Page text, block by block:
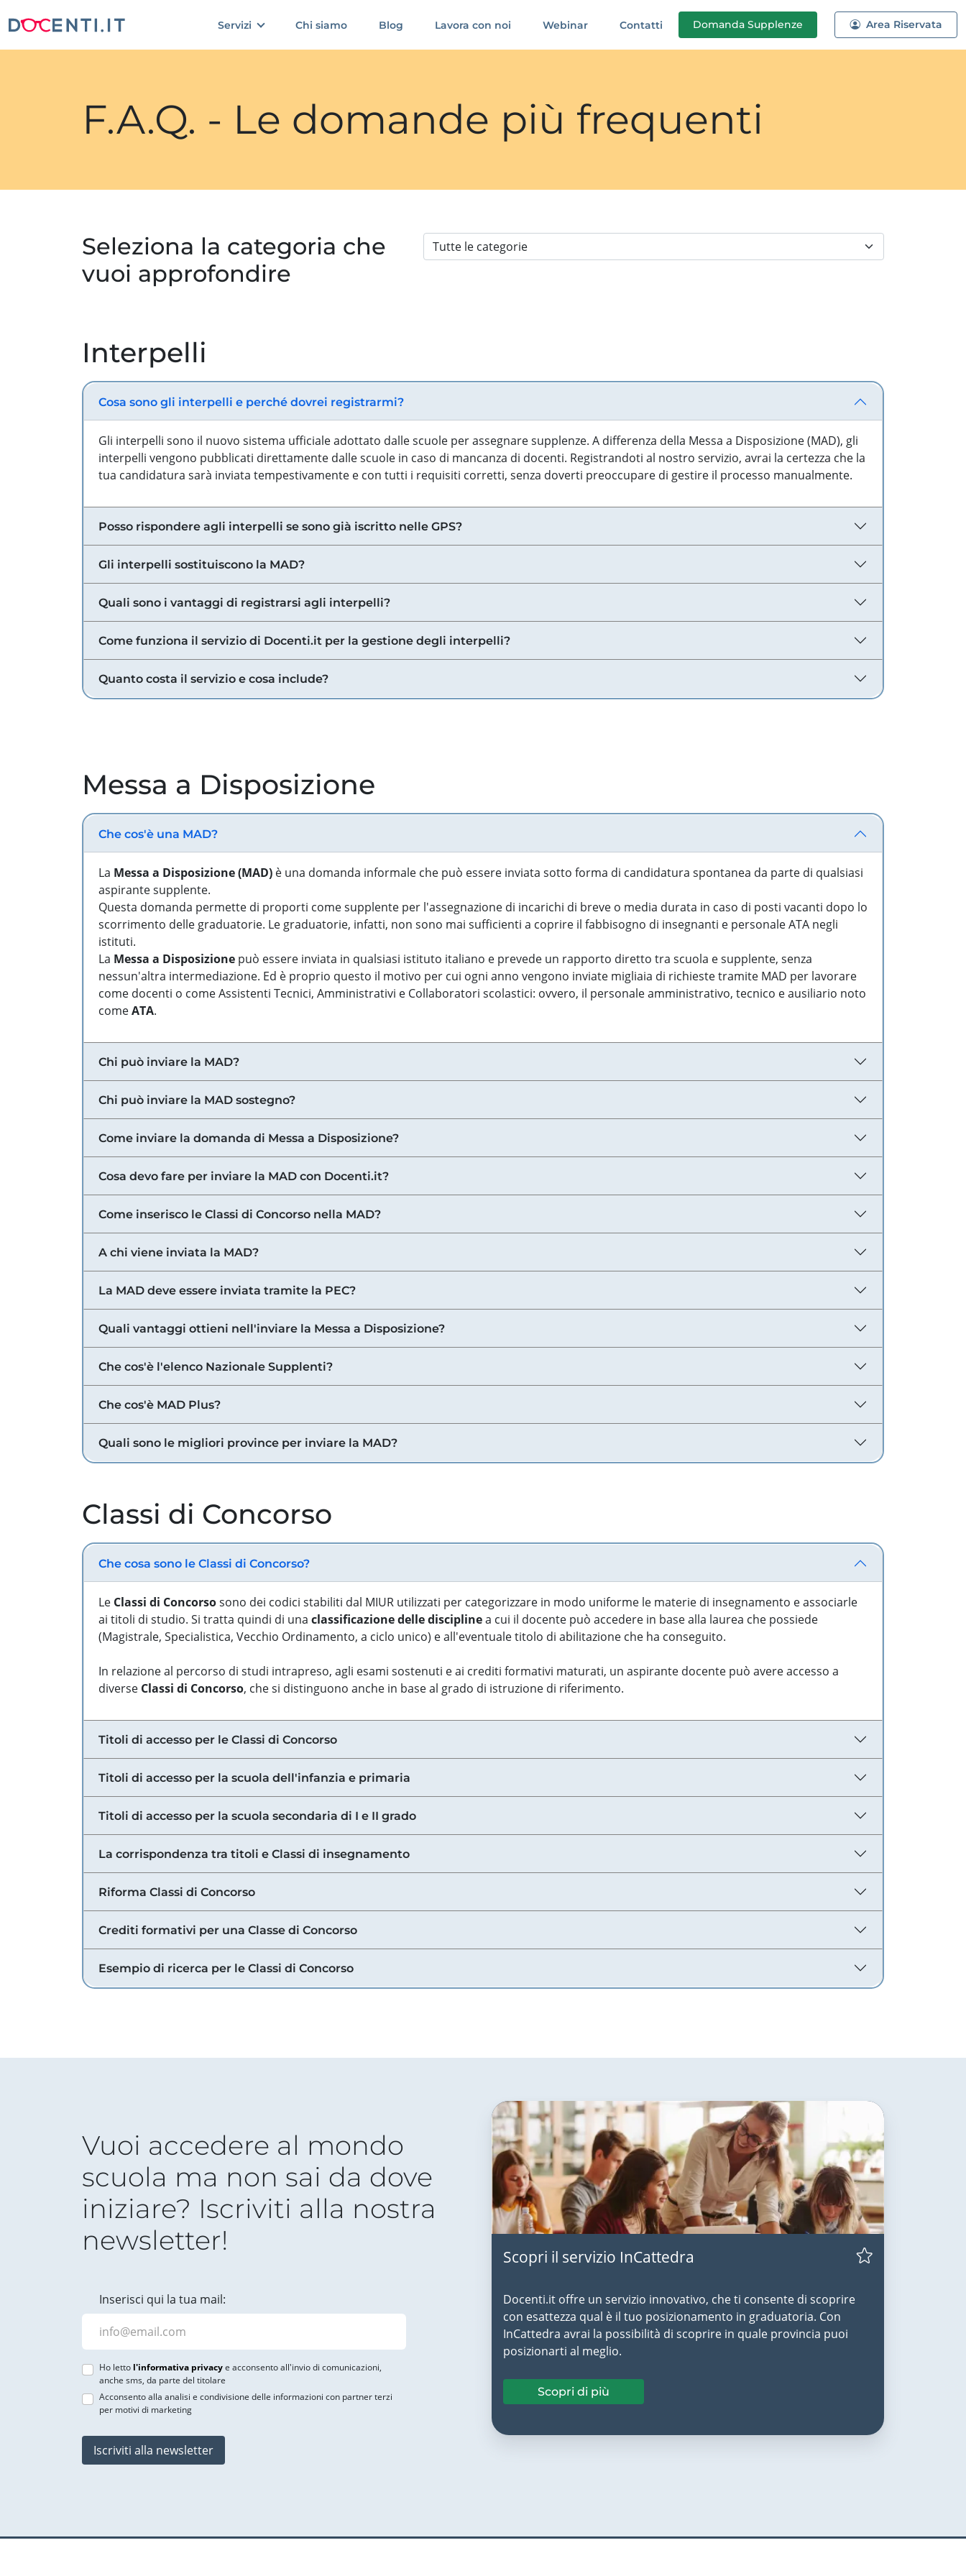
Servizi Chi siamo Blog Lavora con noi Webinar Contatti Domanda Supplenze Area Riservata
F.A.Q. - Le domande più frequenti
Seleziona la categoria che
vuoi approfondire
Interpelli
Cosa sono gli interpelli e perché dovrei registrarmi?
Gli interpelli sono il nuovo sistema ufficiale adottato dalle scuole per assegnare supplenze. A differenza della Messa a Disposizione (MAD), gli
interpelli vengono pubblicati direttamente dalle scuole in caso di mancanza di docenti. Registrandoti al nostro servizio, avrai la certezza che la
tua candidatura sarà inviata tempestivamente e con tutti i requisiti corretti, senza doverti preoccupare di gestire il processo manualmente.
Posso rispondere agli interpelli se sono già iscritto nelle GPS?
Gli interpelli sostituiscono la MAD?
Quali sono i vantaggi di registrarsi agli interpelli?
Come funziona il servizio di Docenti.it per la gestione degli interpelli?
Quanto costa il servizio e cosa include?
Messa a Disposizione
Che cos'è una MAD?
La Messa a Disposizione (MAD) è una domanda informale che può essere inviata sotto forma di candidatura spontanea da parte di qualsiasi
aspirante supplente.
Questa domanda permette di proporti come supplente per l'assegnazione di incarichi di breve o media durata in caso di posti vacanti dopo lo
scorrimento delle graduatorie. Le graduatorie, infatti, non sono mai sufficienti a coprire il fabbisogno di insegnanti e personale ATA negli
istituti.
La Messa a Disposizione può essere inviata in qualsiasi istituto italiano e prevede un rapporto diretto tra scuola e supplente, senza
nessun'altra intermediazione. Ed è proprio questo il motivo per cui ogni anno vengono inviate migliaia di richieste tramite MAD per lavorare
come docenti o come Assistenti Tecnici, Amministrativi e Collaboratori scolastici: ovvero, il personale amministrativo, tecnico e ausiliario noto
comeATA.
Chi può inviare la MAD?
Chi può inviare la MAD sostegno?
Come inviare la domanda di Messa a Disposizione?
Cosa devo fare per inviare la MAD con Docenti.it?
Come inserisco le Classi di Concorso nella MAD?
A chi viene inviata la MAD?
La MAD deve essere inviata tramite la PEC?
Quali vantaggi ottieni nell'inviare la Messa a Disposizione?
Che cos'è l'elenco Nazionale Supplenti?
Che cos'è MAD Plus?
Quali sono le migliori province per inviare la MAD?
Classi di Concorso
Che cosa sono le Classi di Concorso?
Le Classi di Concorsosono dei codici stabiliti dal MIUR utilizzati per categorizzare in modo uniforme le materie di insegnamento e associarle
ai titoli di studio. Si tratta quindi di una classificazione delle disciplinea cui il docente può accedere in base alla laurea che possiede
(Magistrale, Specialistica, Vecchio Ordinamento, a ciclo unico) e all'eventuale titolo di abilitazione che ha conseguito.
In relazione al percorso di studi intrapreso, agli esami sostenuti e ai crediti formativi maturati, un aspirante docente può avere accesso a
diverse Classi di Concorso, che si distinguono anche in base al grado di istruzione di riferimento.
Titoli di accesso per le Classi di Concorso
Titoli di accesso per la scuola dell'infanzia e primaria
Titoli di accesso per la scuola secondaria di I e II grado
La corrispondenza tra titoli e Classi di insegnamento
Riforma Classi di Concorso
Crediti formativi per una Classe di Concorso
Esempio di ricerca per le Classi di Concorso
Vuoi accedere al mondo
scuola ma non sai da dove
iniziare? Iscriviti alla nostra
newsletter!
Inserisci qui la tua mail:
Ho letto l'informativa privacye acconsento all'invio di comunicazioni,
anche sms, da parte del titolare
Acconsento alla analisi e condivisione delle informazioni con partner terzi
per motivi di marketing
Iscriviti alla newsletter
Scopri il servizio InCattedra
Docenti.it offre un servizio innovativo, che ti consente di scoprire
con esattezza qual è il tuo posizionamento in graduatoria. Con
InCattedra avrai la possibilità di scoprire in quale provincia puoi
posizionarti al meglio.
Scopri di più